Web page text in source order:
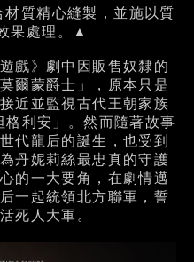
質精心縫製，並施以質
果處理。▲
》劇中因販售奴隸的
爾蒙爵士」，原本只是
近並監視古代王朝家族
格利安」。然而隨著故事
代龍后的誕生，也受到
丹妮莉絲最忠真的守護
的一大要角，在劇情邁
一起統領北方聯軍，誓
死人大軍。